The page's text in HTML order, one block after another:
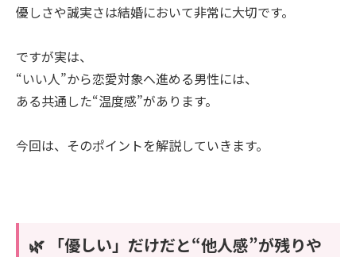
優しさや誠実さは結婚において非常に大切です。
ですが実は、
“いい人”から恋愛対象へ進める男性には、
ある共通した“温度感”があります。
今回は、そのポイントを解説していきます。
🌿 「優しい」だけだと“他人感”が残りや